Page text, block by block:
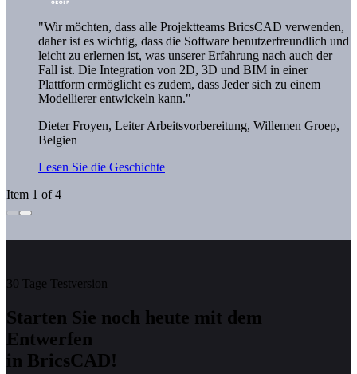
"Wir möchten, dass alle Projektteams BricsCAD verwenden,
daher ist es wichtig, dass die Software benutzerfreundlich und
leicht zu erlernen ist, was unserer Erfahrung nach auch der
Fall ist. Die Integration von 2D, 3D und BIM in einer
Plattform ermöglicht es zudem, dass Jeder sich zu einem
Modellierer entwickeln kann."
Dieter Froyen, Leiter Arbeitsvorbereitung, Willemen Groep,
Belgien
Lesen Sie die Geschichte
Item 1 of 4
30 Tage Testversion
Starten Sie noch heute mit dem
Entwerfen
in BricsCAD!